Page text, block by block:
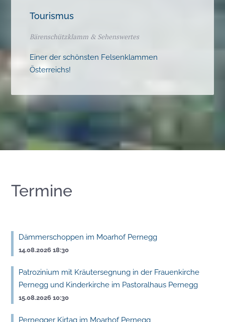
Tourismus
Bärenschützklamm & Sehenswertes
Einer der schönsten Felsenklammen
Österreichs!
Termine
Dämmerschoppen im Moarhof Pernegg
14.08.2026 18:30
Patrozinium mit Kräutersegnung in der Frauenkirche
Pernegg und Kinderkirche im Pastoralhaus Pernegg
15.08.2026 10:30
Pernegger Kirtag im Moarhof Pernegg